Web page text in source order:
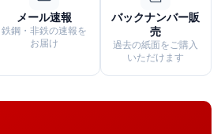
メール速報
鉄鋼・非鉄の速報を
お届け
バックナンバー販
売
過去の紙面をご購入
いただけます